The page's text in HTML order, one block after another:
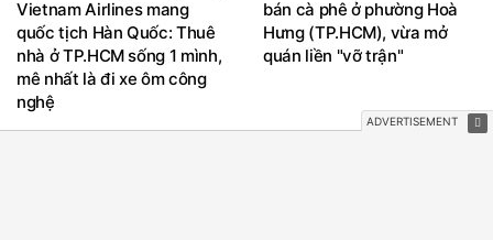
Vietnam Airlines mang
quốc tịch Hàn Quốc: Thuê
nhà ở TP.HCM sống 1 mình,
mê nhất là đi xe ôm công
nghệ
bán cà phê ở phường Hoà
Hưng (TP.HCM), vừa mở
quán liền "vỡ trận"